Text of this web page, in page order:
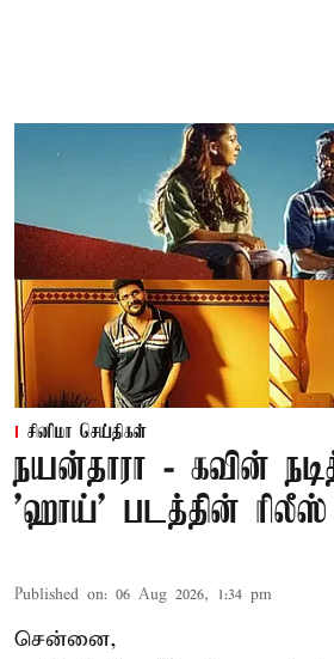
சினிமா செய்திகள்
நயன்தாரா - கவின்
'ஹாய்' படத்தின் ரிலீஸ்
Published on: 06 Aug 2026, 1:34 pm
சென்னை,